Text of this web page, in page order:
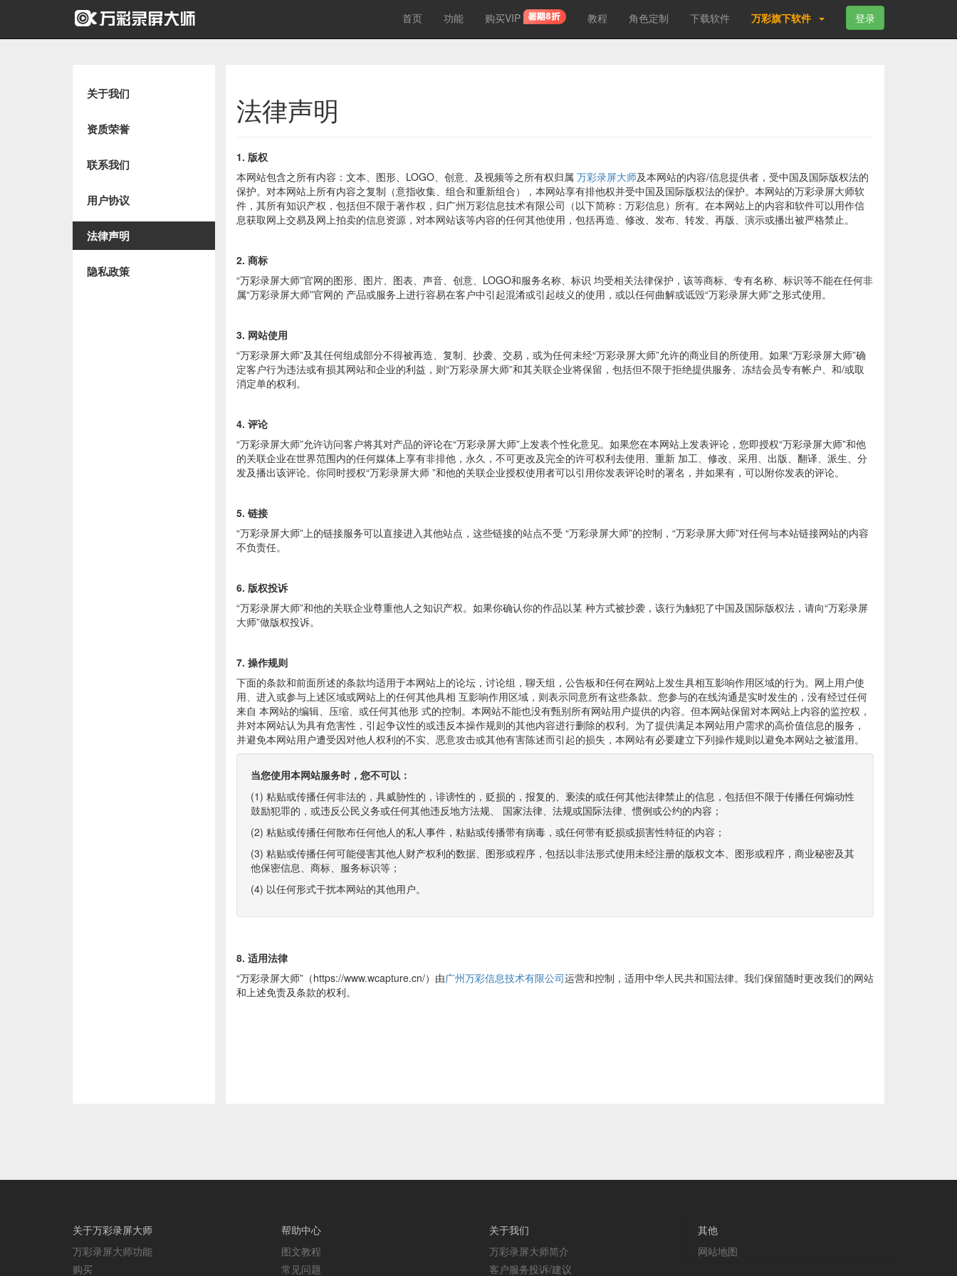
首页 功能 购买VIP 教程 角色定制 下载软件 万彩旗下软件 登录
关于我们
资质荣誉
联系我们
用户协议
法律声明
隐私政策
法律声明
1. 版权
本网站包含之所有内容：文本、图形、LOGO、创意、及视频等之所有权归属 万彩录屏大师及本网站的内容/信息提供者，受中国及国际版权法的
保护。对本网站上所有内容之复制（意指收集、组合和重新组合），本网站享有排他权并受中国及国际版权法的保护。本网站的万彩录屏大师软
件，其所有知识产权，包括但不限于著作权，归广州万彩信息技术有限公司（以下简称：万彩信息）所有。在本网站上的内容和软件可以用作信
息获取网上交易及网上拍卖的信息资源，对本网站该等内容的任何其他使用，包括再造、修改、发布、转发、再版、演示或播出被严格禁止。
2. 商标
“万彩录屏大师”官网的图形、图片、图表、声音、创意、LOGO和服务名称、标识 均受相关法律保护，该等商标、专有名称、标识等不能在任何非
属“万彩录屏大师”官网的 产品或服务上进行容易在客户中引起混淆或引起歧义的使用，或以任何曲解或诋毁“万彩录屏大师”之形式使用。
3. 网站使用
“万彩录屏大师”及其任何组成部分不得被再造、复制、抄袭、交易，或为任何未经“万彩录屏大师”允许的商业目的所使用。如果“万彩录屏大师”确
定客户行为违法或有损其网站和企业的利益，则“万彩录屏大师”和其关联企业将保留，包括但不限于拒绝提供服务、冻结会员专有帐户、和/或取
消定单的权利。
4. 评论
“万彩录屏大师”允许访问客户将其对产品的评论在“万彩录屏大师”上发表个性化意见。如果您在本网站上发表评论，您即授权“万彩录屏大师”和他
的关联企业在世界范围内的任何媒体上享有非排他，永久，不可更改及完全的许可权利去使用、重新 加工、修改、采用、出版、翻译、派生、分
发及播出该评论。你同时授权“万彩录屏大师 ”和他的关联企业授权使用者可以引用你发表评论时的署名，并如果有，可以附你发表的评论。
5. 链接
“万彩录屏大师”上的链接服务可以直接进入其他站点，这些链接的站点不受 “万彩录屏大师”的控制，“万彩录屏大师”对任何与本站链接网站的内容
不负责任。
6. 版权投诉
“万彩录屏大师”和他的关联企业尊重他人之知识产权。如果你确认你的作品以某 种方式被抄袭，该行为触犯了中国及国际版权法，请向“万彩录屏
大师”做版权投诉。
7. 操作规则
下面的条款和前面所述的条款均适用于本网站上的论坛，讨论组，聊天组，公告板和任何在网站上发生具相互影响作用区域的行为。网上用户使
用、进入或参与上述区域或网站上的任何其他具相 互影响作用区域，则表示同意所有这些条款。您参与的在线沟通是实时发生的，没有经过任何
来自 本网站的编辑、压缩、或任何其他形 式的控制。本网站不能也没有甄别所有网站用户提供的内容。但本网站保留对本网站上内容的监控权，
并对本网站认为具有危害性，引起争议性的或违反本操作规则的其他内容进行删除的权利。为了提供满足本网站用户需求的高价值信息的服务，
并避免本网站用户遭受因对他人权利的不实、恶意攻击或其他有害陈述而引起的损失，本网站有必要建立下列操作规则以避免本网站之被滥用。
当您使用本网站服务时，您不可以：
(1) 粘贴或传播任何非法的，具威胁性的，诽谤性的，贬损的，报复的、亵渎的或任何其他法律禁止的信息，包括但不限于传播任何煽动性
鼓励犯罪的，或违反公民义务或任何其他违反地方法规、 国家法律、法规或国际法律、惯例或公约的内容；
(2) 粘贴或传播任何散布任何他人的私人事件，粘贴或传播带有病毒，或任何带有贬损或损害性特征的内容；
(3) 粘贴或传播任何可能侵害其他人财产权利的数据、图形或程序，包括以非法形式使用未经注册的版权文本、图形或程序，商业秘密及其
他保密信息、商标、服务标识等；
(4) 以任何形式干扰本网站的其他用户。
8. 适用法律
“万彩录屏大师”（https://www.wcapture.cn/）由广州万彩信息技术有限公司运营和控制，适用中华人民共和国法律。我们保留随时更改我们的网站
和上述免责及条款的权利。
关于万彩录屏大师
万彩录屏大师功能
购买
帮助中心
图文教程
常见问题
关于我们
万彩录屏大师简介
客户服务投诉/建议
其他
网站地图